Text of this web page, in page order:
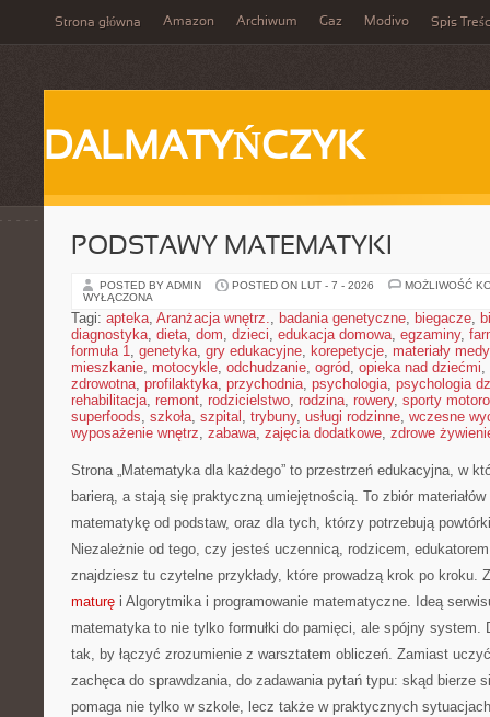
Strona główna Amazon Archiwum Gaz Modivo Spis
DALMATYŃCZYK
PODSTAWY MATEMATYKI
POSTED BY ADMIN POSTED ON LUT - 7 - 2026
MOŻLIWOŚĆ
WYŁĄCZONA
Tagi: apteka, Aranżacja wnętrz., badania genetyczne, biegacze,
diagnostyka, dieta, dom, dzieci, edukacja domowa, egzaminy,
formuła 1, genetyka, gry edukacyjne, korepetycje, materiały
mieszkanie, motocykle, odchudzanie, ogród, opieka nad dziećmi,
zdrowotna, profilaktyka, przychodnia, psychologia, psychologia
rehabilitacja, remont, rodzicielstwo, rodzina, rowery, sporty
superfoods, szkoła, szpital , trybuny, usługi rodzinne, wczesne
wyposażenie wnętrz, zabawa, zajęcia dodatkowe, zdrowe
Strona „Matematyka dla każdego” to przestrzeń edukacyjna, w
barierą, a stają się praktyczną umiejętnością. To zbiór
matematykę od podstaw, oraz dla tych, którzy potrzebują
Niezależnie od tego, czy jesteś uczennicą, rodzicem,
znajdziesz tu czytelne przykłady, które prowadzą krok po kroku.
maturę i Algorytmika i programowanie matematyczne. Ideą
matematyka to nie tylko formułki do pamięci, ale spójny system.
tak, by łączyć zrozumienie z warsztatem obliczeń. Zamiast
zachęca do sprawdzania, do zadawania pytań typu: skąd bierze
pomaga nie tylko w szkole, lecz także w praktycznych